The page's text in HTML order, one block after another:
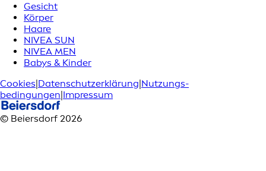
Gesicht
Körper
Haare
NIVEA SUN
NIVEA MEN
Babys & Kinder
Cookies Datenschutzerklärung Nutzungs­
bedingungen Impressum
© Beiersdorf 2026